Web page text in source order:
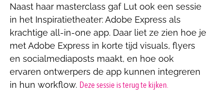
Naast haar masterclass gaf Lut ook een sessie
in het Inspiratietheater: Adobe Express als
krachtige all-in-one app. Daar liet ze zien hoe je
met Adobe Express in korte tijd visuals, flyers
en socialmediaposts maakt, en hoe ook
ervaren ontwerpers de app kunnen integreren
in hun workflow. Deze sessie is terug te kijken.